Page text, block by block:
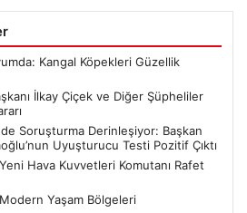
Kangal Köpekleri Güzellik
İlkay Çiçek ve Diğer Şüpheliler
Soruşturma Derinleşiyor: Başkan
Uyuşturucu Testi Pozitif Çıktı
Hava Kuvvetleri Komutanı Rafet
Yaşam Bölgeleri